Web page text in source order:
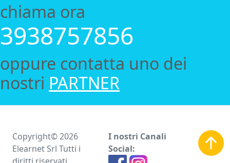
chiama ora
3938757856
oppure contatta uno dei
nostri PARTNER
Copyright© 2026
Elearnet Srl Tutti i
I nostri Canali
Social: